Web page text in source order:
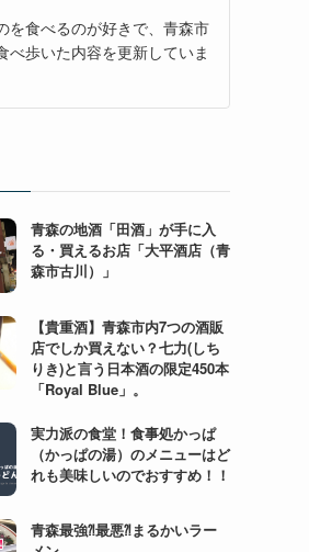
を食べるのが好きで、青森市
べ歩いた内容を更新していま
青森の地酒「田酒」が手に入
る・買えるお店「大平酒店（青
森市古川）」
【貴重酒】青森市内7つの酒販
店でしか買えない？七力(しち
りき)と言う日本酒の限定450本
「Royal Blue」。
実力派の食堂！食事処かっぱ
（かっぱの湯）のメニューはど
れも美味しいのでおすすめ！！
青森最強⁈最悪⁈まるかいラー